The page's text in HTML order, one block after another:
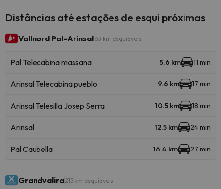
Distâncias até estações de esqui próximas
Vallnord Pal-Arinsal63 km esquiáveis
Pal Telecabina massana 5.6 km 11 min
Arinsal Telecabina pueblo 9.6 km 17 min
Arinsal Telesilla Josep Serra 10.5 km 18 min
Arinsal 12.5 km 24 min
Pal Caubella 16.4 km 27 min
Grandvalira215 km esquiáveis